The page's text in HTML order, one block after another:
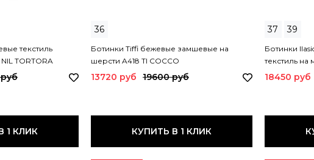
текстиль
TORTORA
В 1 КЛИК
36
Ботинки Tiffi бежевые замшевые на
шерсти A418 TI COCCO
13720 руб 19600 руб
КУПИТЬ В 1 КЛИК
37 39
Ботинки
текстиль на
18450 руб